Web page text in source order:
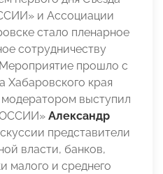
и Ассоциации
стало пленарное
сотрудничеству
прошло с
Хабаровского края
модератором выступил
Александр
представители
власти, банков,
малого и среднего